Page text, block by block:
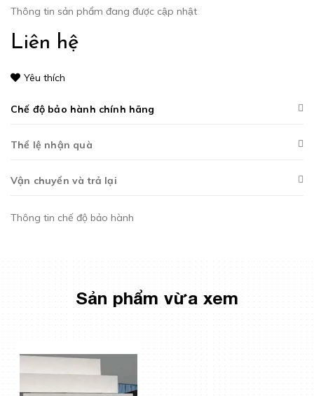
Thông tin sản phẩm đang được cập nhật
Liên hệ
Yêu thích
Chế độ bảo hành chính hãng
Thể lệ nhận quà
Vận chuyển và trả lại
Thông tin chế độ bảo hành
Sản phẩm vừa xem